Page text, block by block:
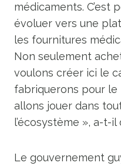
médicaments. C’est
évoluer vers une
les fournitures
Non seulement
voulons créer ici le
fabriquerons pour le
allons jouer dans
l’écosystème », a-t-
Le gouvernement